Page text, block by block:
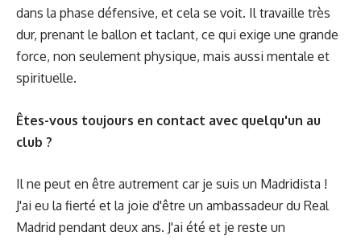
dans la phase défensive, et cela se voit. Il travaille très
dur, prenant le ballon et taclant, ce qui exige une grande
force, non seulement physique, mais aussi mentale et
spirituelle.
Êtes-vous toujours en contact avec quelqu'un au
club ?
Il ne peut en être autrement car je suis un Madridista !
J'ai eu la fierté et la joie d'être un ambassadeur du Real
Madrid pendant deux ans. J'ai été et je reste un